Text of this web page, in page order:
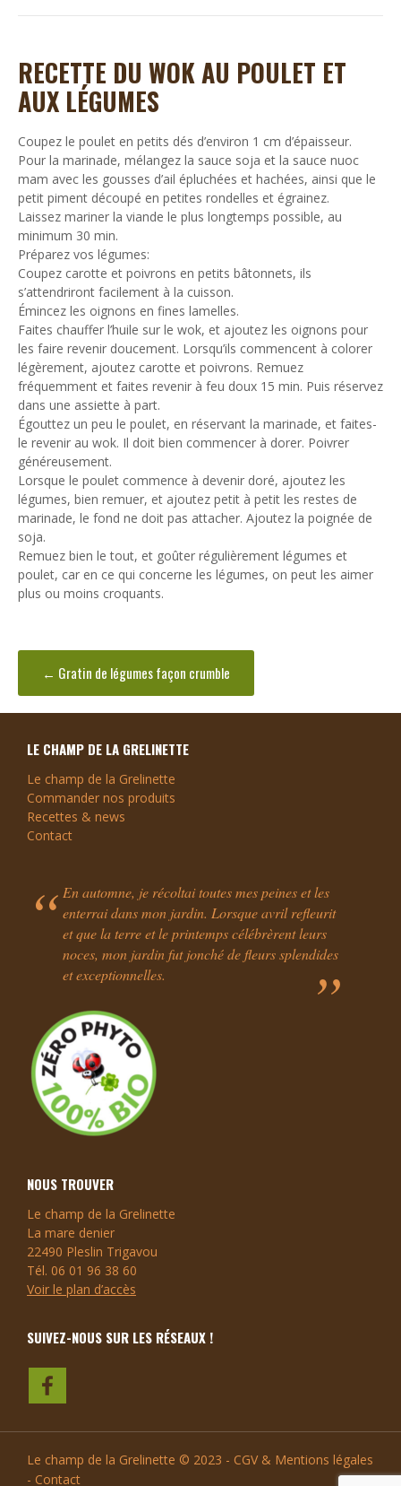
RECETTE DU WOK AU POULET ET
AUX LÉGUMES
Coupez le poulet en petits dés d’environ 1 cm d’épaisseur.
Pour la marinade, mélangez la sauce soja et la sauce nuoc
mam avec les gousses d’ail épluchées et hachées, ainsi que le
petit piment découpé en petites rondelles et égrainez.
Laissez mariner la viande le plus longtemps possible, au
minimum 30 min.
Préparez vos légumes:
Coupez carotte et poivrons en petits bâtonnets, ils
s’attendriront facilement à la cuisson.
Émincez les oignons en fines lamelles.
Faites chauffer l’huile sur le wok, et ajoutez les oignons pour
les faire revenir doucement. Lorsqu’ils commencent à colorer
légèrement, ajoutez carotte et poivrons. Remuez
fréquemment et faites revenir à feu doux 15 min. Puis réservez
dans une assiette à part.
Égouttez un peu le poulet, en réservant la marinade, et faites-
le revenir au wok. Il doit bien commencer à dorer. Poivrer
généreusement.
Lorsque le poulet commence à devenir doré, ajoutez les
légumes, bien remuer, et ajoutez petit à petit les restes de
marinade, le fond ne doit pas attacher. Ajoutez la poignée de
soja.
Remuez bien le tout, et goûter régulièrement légumes et
poulet, car en ce qui concerne les légumes, on peut les aimer
plus ou moins croquants.
← Gratin de légumes façon crumble
LE CHAMP DE LA GRELINETTE
Le champ de la Grelinette
Commander nos produits
Recettes & news
Contact
En automne, je récoltai toutes mes peines et les
enterrai dans mon jardin. Lorsque avril refleurit
et que la terre et le printemps célébrèrent leurs
noces, mon jardin fut jonché de fleurs splendides
et exceptionnelles.
NOUS TROUVER
Le champ de la Grelinette
La mare denier
22490 Pleslin Trigavou
Tél. 06 01 96 38 60
Voir le plan d’accès
SUIVEZ-NOUS SUR LES RÉSEAUX !
Le champ de la Grelinette © 2023 - CGV & Mentions légales
- Contact